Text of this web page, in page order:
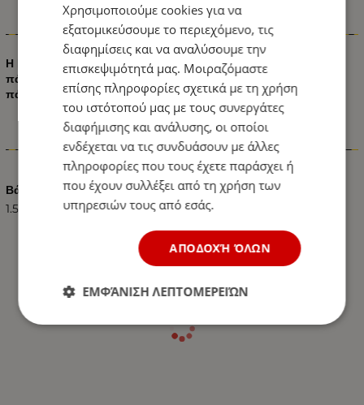
Πληροφορίες
Η Βάση πάνελ 60Χ60 για εξωτερική τοποθέτηση κάνει το
πάνελ πολυμορφικό και σας επιτρέπει να τοποθετήσετε το
πάνελ 60Χ60 σε οποιοδήποτε σημείο τις αρεσκείας σας.
Χαρακτηριστικά
Βάρος (kg.)
1.50
Χρησιμοποιούμε cookies για να
εξατομικεύσουμε το περιεχόμενο, τις
διαφημίσεις και να αναλύσουμε την
επισκεψιμότητά μας. Μοιραζόμαστε
επίσης πληροφορίες σχετικά με τη χρήση
του ιστότοπού μας με τους συνεργάτες
διαφήμισης και ανάλυσης, οι οποίοι
ενδέχεται να τις συνδυάσουν με άλλες
πληροφορίες που τους έχετε παράσχει ή
που έχουν συλλέξει από τη χρήση των
υπηρεσιών τους από εσάς.
ΑΠΟΔΟΧΉ ΌΛΩΝ
ΕΜΦΆΝΙΣΗ ΛΕΠΤΟΜΕΡΕΙΏΝ